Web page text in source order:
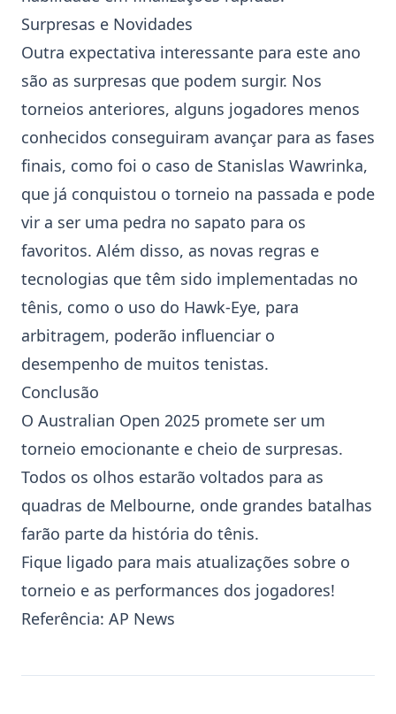
Surpresas e Novidades
Outra expectativa interessante para este ano
são as surpresas que podem surgir. Nos
torneios anteriores, alguns jogadores menos
conhecidos conseguiram avançar para as fases
finais, como foi o caso de Stanislas Wawrinka,
que já conquistou o torneio na passada e pode
vir a ser uma pedra no sapato para os
favoritos. Além disso, as novas regras e
tecnologias que têm sido implementadas no
tênis, como o uso do Hawk-Eye, para
arbitragem, poderão influenciar o
desempenho de muitos tenistas.
Conclusão
O Australian Open 2025 promete ser um
torneio emocionante e cheio de surpresas.
Todos os olhos estarão voltados para as
quadras de Melbourne, onde grandes batalhas
farão parte da história do tênis.
Fique ligado para mais atualizações sobre o
torneio e as performances dos jogadores!
Referência: AP News